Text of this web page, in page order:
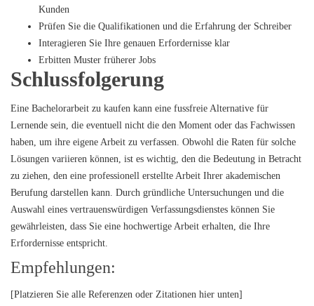
Kunden
Prüfen Sie die Qualifikationen und die Erfahrung der Schreiber
Interagieren Sie Ihre genauen Erfordernisse klar
Erbitten Muster früherer Jobs
Schlussfolgerung
Eine Bachelorarbeit zu kaufen kann eine fussfreie Alternative für
Lernende sein, die eventuell nicht die den Moment oder das Fachwissen
haben, um ihre eigene Arbeit zu verfassen. Obwohl die Raten für solche
Lösungen variieren können, ist es wichtig, den die Bedeutung in Betracht
zu ziehen, den eine professionell erstellte Arbeit Ihrer akademischen
Berufung darstellen kann. Durch gründliche Untersuchungen und die
Auswahl eines vertrauenswürdigen Verfassungsdienstes können Sie
gewährleisten, dass Sie eine hochwertige Arbeit erhalten, die Ihre
Erfordernisse entspricht.
Empfehlungen:
[Platzieren Sie alle Referenzen oder Zitationen hier unten]